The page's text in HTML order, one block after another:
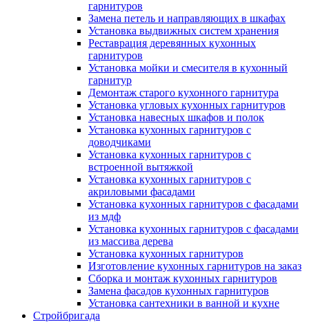
гарнитуров
Замена петель и направляющих в шкафах
Установка выдвижных систем хранения
Реставрация деревянных кухонных
гарнитуров
Установка мойки и смесителя в кухонный
гарнитур
Демонтаж старого кухонного гарнитура
Установка угловых кухонных гарнитуров
Установка навесных шкафов и полок
Установка кухонных гарнитуров с
доводчиками
Установка кухонных гарнитуров с
встроенной вытяжкой
Установка кухонных гарнитуров с
акриловыми фасадами
Установка кухонных гарнитуров с фасадами
из мдф
Установка кухонных гарнитуров с фасадами
из массива дерева
Установка кухонных гарнитуров
Изготовление кухонных гарнитуров на заказ
Сборка и монтаж кухонных гарнитуров
Замена фасадов кухонных гарнитуров
Установка сантехники в ванной и кухне
Стройбригада